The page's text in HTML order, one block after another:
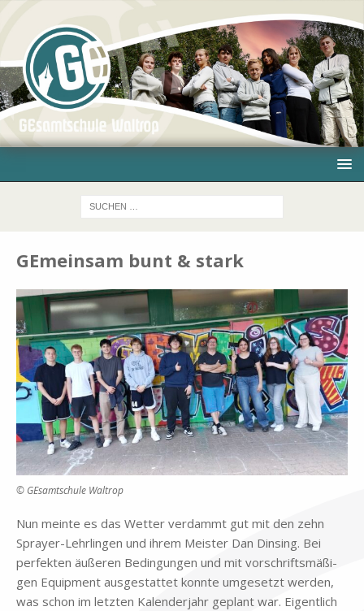
GEmeinsam bunt & stark
© GEsamtschule Waltrop
Nun mein­te es das Wet­ter ver­dammt gut mit den zehn
Spray­er-Lehr­lin­gen und ih­rem Mei­ster Dan Din­sing. Bei
per­fek­ten äu­ße­ren Be­din­gun­gen und mit vor­schrifts­mä­ßi­
gen Equip­ment aus­ge­stat­tet konn­te um­ge­setzt wer­den,
was schon im letz­ten Ka­len­der­jahr ge­plant war. Ei­gent­lich